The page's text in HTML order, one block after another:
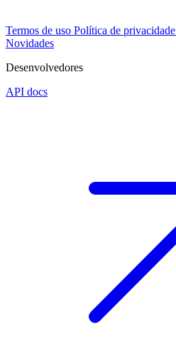
Termos de uso Política de privacidade
Novidades
Desenvolvedores
API docs